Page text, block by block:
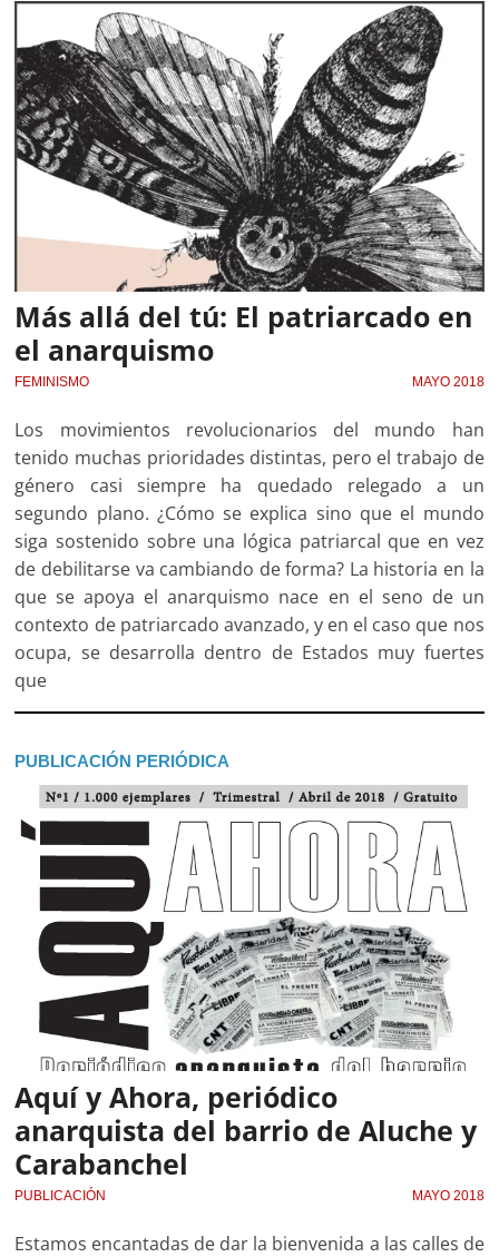
Más allá del tú: El patriarcado en
el anarquismo
FEMINISMO MAYO 2018
Los movimientos revolucionarios del mundo han
tenido muchas prioridades distintas, pero el trabajo de
género casi siempre ha quedado relegado a un
segundo plano. ¿Cómo se explica sino que el mundo
siga sostenido sobre una lógica patriarcal que en vez
de debilitarse va cambiando de forma? La historia en la
que se apoya el anarquismo nace en el seno de un
contexto de patriarcado avanzado, y en el caso que nos
ocupa, se desarrolla dentro de Estados muy fuertes
que
PUBLICACIÓN PERIÓDICA
Aquí y Ahora, periódico
anarquista del barrio de Aluche y
Carabanchel
PUBLICACIÓN MAYO 2018
Estamos encantadas de dar la bienvenida a las calles de